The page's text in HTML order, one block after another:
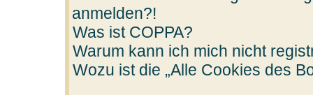
anmelden?!
Was ist COPPA?
Warum kann ich mich nicht
Wozu ist die „Alle Cookies des